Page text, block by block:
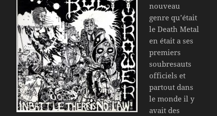
nouveau
genre qu’était
le Death Metal
en était a ses
premiers
soubresauts
officiels et
partout dans
le monde il y
avait des